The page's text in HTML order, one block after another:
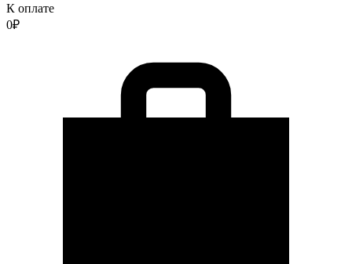
К оплате
0₽